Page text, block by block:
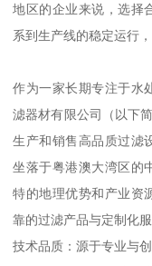
地区的企业来说，选择
系到生产线的稳定运行